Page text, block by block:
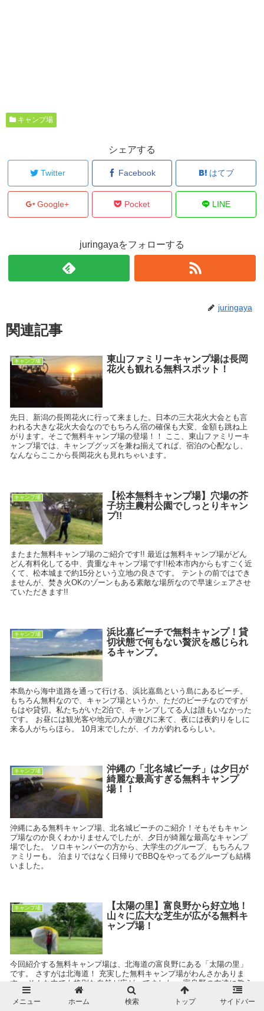
キャンプ場
シェアする
Twitter Facebook はてブ
Google+ Pocket LINE
juringayaをフォローする
juringaya
関連記事
キャンプ場
東山ファミリーキャンプ場は長岡
花火も観れる無料スポット！
先日、新潟の長岡花火に行って来ました。日本の三大花火大会とも言
われる大きな花火大会なのでもちろん宿の確保も大変、金額も跳ね上
がります。そこで無料キャンブ場の登場！！ ここ、東山ファミリーキ
ャンプ場では、キャンプグッズを兼ね揃えてれば、宿泊の心配なし、
なんならここから長岡花火も見れちゃいます。
キャンプ場
【松本無料キャンプ場】穴場の芥
子坊主農村公園でしっとりキャン
プ!!
またまた無料キャンプ場のご紹介です!! 最近は無料キャンプ場がどん
どん有料化してる中、貴重なキャンプ場です!!松本市内からもすごく近
くて、松本城まで約15分という立地の良さです。 テントの前ではでき
ませんが、焚き火OKのゾーンもある素敵な場所なので早速シェアさせ
ていただきます!!
キャンプ場
浜比嘉ビーチで無料キャンプ！貸
切状態で何もない贅沢を感じられ
るキャンプ。
本島から海中道路を通って行ける、浜比嘉島という島にあるビーチ。
もちろん無料なので、キャンプ場というか、ただのビーチなのですが
もはや貸切。私たちがいた2泊で、キャンプしてる人は誰もいなかった
です。 お昼には観光客や地元の人が遊びに来て、夜には夜釣りをしに
来る人がちらほら。 10月末でしたが、イカが釣れるらしい。
キャンプ場
沖縄の「北名城ビーチ」は夕日が
綺麗な最高すぎる無料キャンプ
場！！
沖縄にある無料キャンプ場、北名城ビーチのご紹介！そもそもキャン
プ場なのか良くわかりませんでしたが、夕日が綺麗な最高なキャンプ
場でした。 ソロキャンパーの方から、大学生のグループ、もちろんフ
ァミリーも。 泊まりではなく日帰りでBBQをやってるグループも結構
いました。
キャンプ場
【太陽の里】富良野から好立地！
山々に広大な芝生が広がる無料キ
ャンプ場！
今回紹介する無料キャンプ場は、北海道の富良野にある「太陽の里」
です。 さすがは北海道！ 充実した無料キャンプ場がわんさかありま
す。 そんな中でも格別な自然が広がってました。 富良野の友達に教え
てもらった素敵なキャンプ場、早速紹介していきます。
メニュー ホーム 検索 トップ サイドバー